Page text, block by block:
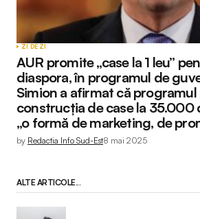
ZI DE ZI
AUR promite „case la 1 leu”
diaspora, în programul de
Simion a afirmat că
construcția de case la 35.000
„o formă de marketing, de
by Redactia Info Sud-Est8 mai 2025
ALTE ARTICOLE...